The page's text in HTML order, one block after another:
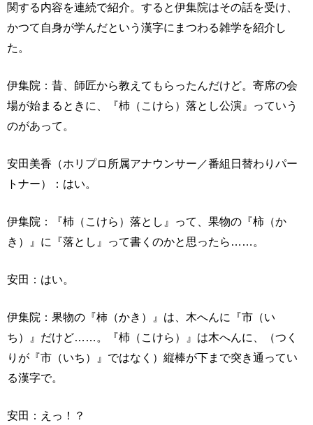
関する内容を連続で紹介。すると伊集院はその話を受け、
かつて自身が学んだという漢字にまつわる雑学を紹介し
た。
伊集院：昔、師匠から教えてもらったんだけど。寄席の会
場が始まるときに、『杮（こけら）落とし公演』っていう
のがあって。
安田美香（ホリプロ所属アナウンサー／番組日替わりパー
トナー）：はい。
伊集院：『杮（こけら）落とし』って、果物の『柿（か
き）』に『落とし』って書くのかと思ったら……。
安田：はい。
伊集院：果物の『柿（かき）』は、木へんに『市（い
ち）』だけど……。『杮（こけら）』は木へんに、（つく
りが『市（いち）』ではなく）縦棒が下まで突き通ってい
る漢字で。
安田：えっ！？